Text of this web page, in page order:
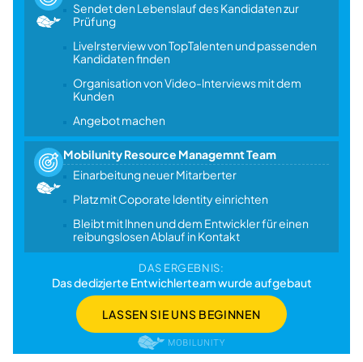
Sendet den Lebenslauf des Kandidaten zur
Prüfung
Livelrsterview von TopTalenten und passenden
Kandidaten finden
Organisation von Video-lnterviews mit dem
Kunden
Angebot machen
Mobilunity Resource Managemnt Team
Einarbeitung neuer Mitarberter
Platz mit Coporate ldentity einrichten
Bleibt mit lhnen und dem Entwickler für einen
reibungslosen Ablauf in Kontakt
DAS ERGEBNIS:
Das dedizjerte Entwichlerteam wurde aufgebaut
LASSEN SIE UNS BEGINNEN